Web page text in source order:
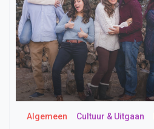
Algemeen Cultuur & Uitgaan